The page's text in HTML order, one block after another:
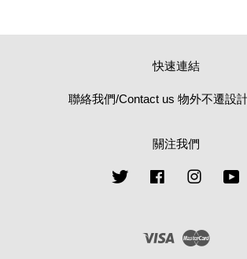
快速連結
聯絡我們/Contact us 物外不遷設
關注我們
Twitter Facebook
Visa